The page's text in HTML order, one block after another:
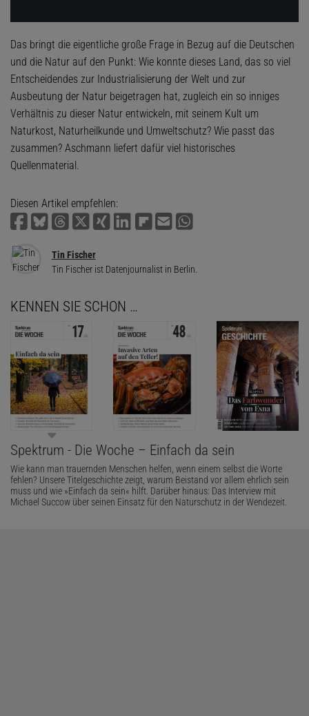
Das bringt die eigentliche große Frage in Bezug auf die Deutschen
und die Natur auf den Punkt: Wie konnte dieses Land, das so viel
Entscheidendes zur Industrialisierung der Welt und zur
Ausbeutung der Natur beigetragen hat, zugleich ein so inniges
Verhältnis zu dieser Natur entwickeln, mit seinem Kult um
Naturkost, Naturheilkunde und Umweltschutz? Wie passt das
zusammen? Aschmann liefert dafür viel historisches
Quellenmaterial.
Diesen Artikel empfehlen:
Tin Fischer
Tin Fischer ist Datenjournalist in Berlin.
KENNEN SIE SCHON …
Spektrum - Die Woche – Einfach da sein
Wie kann man trauernden Menschen helfen, wenn einem selbst die Worte
fehlen? Unsere Titelgeschichte zeigt, warum Beistand vor allem ehrlich sein
muss und wie »Einfach da sein« hilft. Darüber hinaus: Das Interview mit
Michael Succow über seinen Einsatz für den Naturschutz in der Wendezeit.